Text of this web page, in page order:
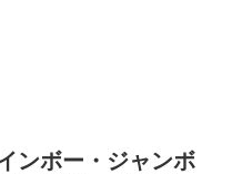
ンボー・ジャンボ